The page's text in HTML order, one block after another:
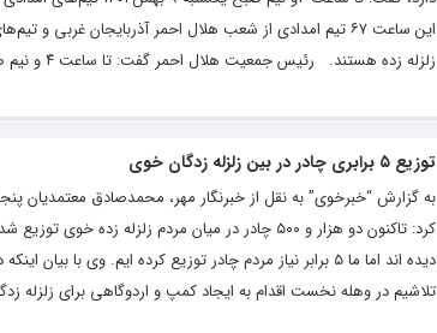
این ساعت ۶۷ تیم امدادی از شعب هلال احمر آذربایجان
زلزله زده هستند. رئیس جمعیت هلال احمر گفت: تا ساعت ۴ و نیم صبح ۳۹۵ دستگاه چادر، ۱۰۰ دستگاه بخاری برقی توزیع و ۱۷ اردوگاه...
توزیع ۵ برابری چادر در بین زلزله زدگان خوی
به گزارش “خبرخوی” به نقل از خبرنگار مهر، محمدصادق معتمدیان
دیده اند اما ما ۵ برابر نیاز مردم چادر توزیع کرده ایم. وی
تلاشیم در وهله نخست اقدام به ایجاد کمپ و اردوگاهی برای زلزله